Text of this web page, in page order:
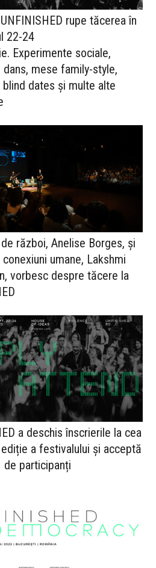
rupe tăcerea în
22-24
Experimente sociale,
dans, mese family-style,
dates și multe alte
război, Anelise Borges, și
umane, Lakshmi
vorbesc despre tăcere la
a deschis înscrierile la cea
a festivalului și acceptă
de participanți